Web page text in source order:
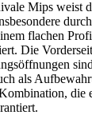
Mips weist
flachen
Die
als
die